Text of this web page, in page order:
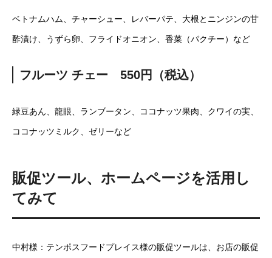
ベトナムハム、チャーシュー、レバーパテ、大根とニンジンの甘
酢漬け、うずら卵、フライドオニオン、香菜（パクチー）など
フルーツ チェー 550円（税込）
緑豆あん、龍眼、ランブータン、ココナッツ果肉、クワイの実、
ココナッツミルク、ゼリーなど
販促ツール、ホームページを活用し
てみて
中村様：テンポスフードプレイス様の販促ツールは、お店の販促